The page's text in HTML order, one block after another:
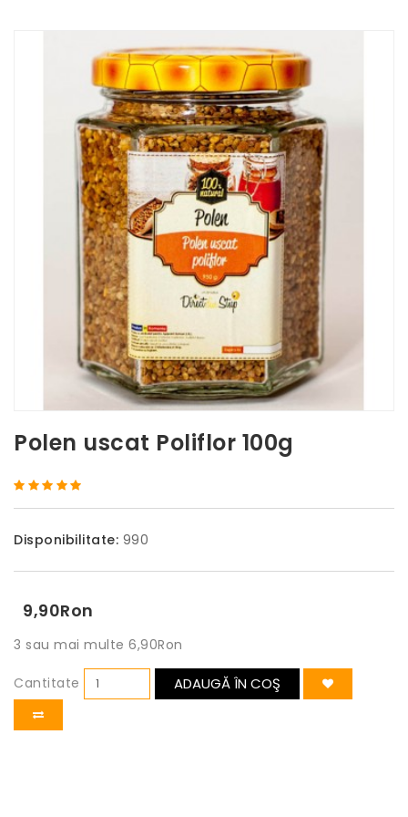
Polen uscat Poliflor 100g
Disponibilitate: 990
9,90Ron
3 sau mai multe 6,90Ron
Cantitate ADAUGĂ ÎN COŞ